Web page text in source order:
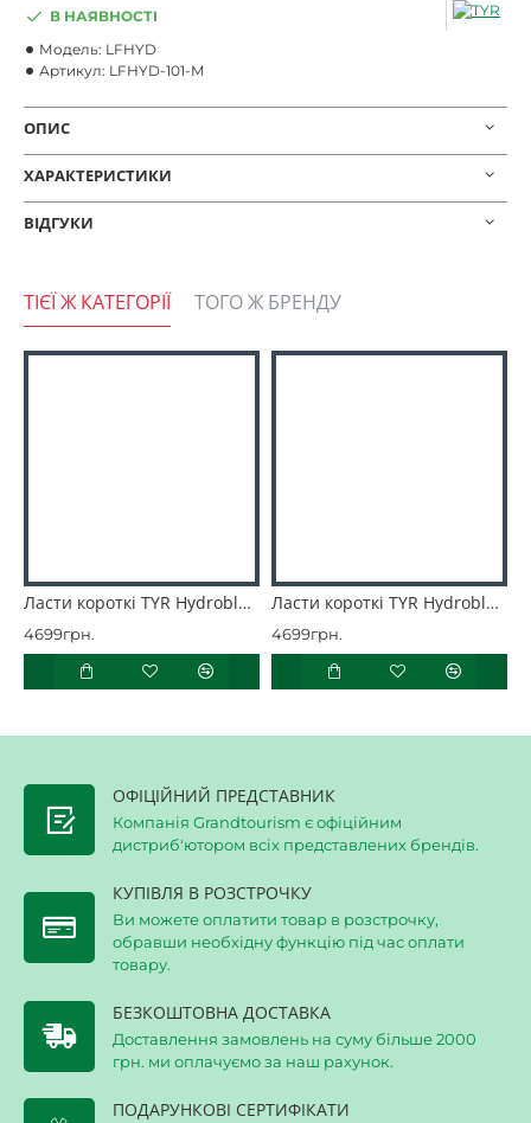
В НАЯВНОСТІ
Модель: LFHYD
Артикул: LFHYD-101-M
ОПИС
ХАРАКТЕРИСТИКИ
ВІДГУКИ
ТІЄЇ Ж КАТЕГОРІЇ ТОГО Ж БРЕНДУ
Ласти короткі TYR Hydroblade Fins
4699грн.
Ласти короткі TYR Hydroblade Fins
4699грн.
ОФІЦІЙНИЙ ПРЕДСТАВНИК
Компанія Grandtourism є офіційним
дистриб'ютором всіх представлених брендів.
КУПІВЛЯ В РОЗСТРОЧКУ
Ви можете оплатити товар в розстрочку,
обравши необхідну функцію під час оплати
товару.
БЕЗКОШТОВНА ДОСТАВКА
Доставлення замовлень на суму більше 2000
грн. ми оплачуємо за наш рахунок.
ПОДАРУНКОВІ СЕРТИФІКАТИ